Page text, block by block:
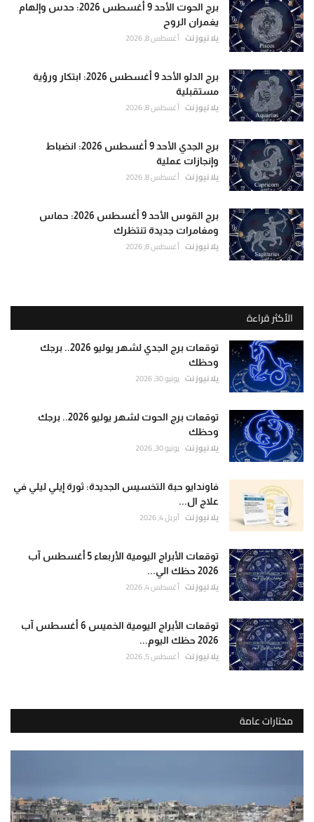
برج الحوت الأحد 9 أغسطس 2026: حدس وإلهام
يغمران الروح
يلا نيوز نت أغسطس 8, 2026
برج الدلو الأحد 9 أغسطس 2026: ابتكار ورؤية
مستقبلية
يلا نيوز نت أغسطس 8, 2026
برج الجدي الأحد 9 أغسطس 2026: انضباط
وإنجازات عملية
يلا نيوز نت أغسطس 8, 2026
برج القوس الأحد 9 أغسطس 2026: حماس
ومغامرات جديدة تنتظرك
يلا نيوز نت أغسطس 8, 2026
الأكثر قراءة
توقعات برج الجدي لشهر يوليو 2026.. برجك
وحظك
يلا نيوز نت يونيو 30, 2026
توقعات برج الحوت لشهر يوليو 2026.. برجك
وحظك
يلا نيوز نت يونيو 30, 2026
فاوندايو حبة التخسيس الجديدة: ثورة إيلي ليلي في
علاج ال...
يلا نيوز نت أبريل 4, 2026
توقعات الأبراج اليومية الأربعاء 5 أغسطس آب
2026 حظك الي...
يلا نيوز نت أغسطس 4, 2026
توقعات الأبراج اليومية الخميس 6 أغسطس آب
2026 حظك اليوم...
يلا نيوز نت أغسطس 5, 2026
مختارات عامة